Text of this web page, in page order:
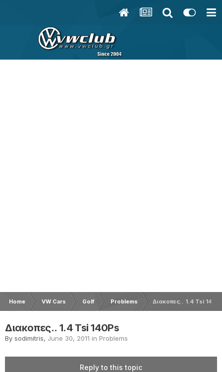
Home VW Cars Golf Problems Διακοπες.. 1.4 Tsi
Διακοπες.. 1.4 Tsi 140Ps
By sodimitris, June 30, 2011 in Problems
Reply to this topic